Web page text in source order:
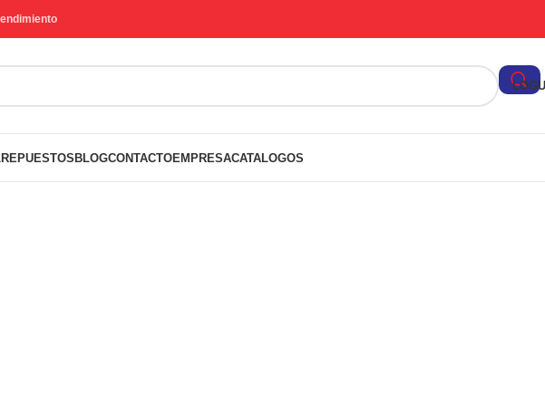
REPUESTOSBLOGCONTACTOEMPRESACATALOGOS